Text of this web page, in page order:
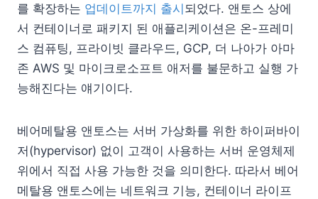
를 확장하는 업데이트까지 출시되었다. 앤토스 상에
서 컨테이너로 패키지 된 애플리케이션은 온-프레미
스 컴퓨팅, 프라이빗 클라우드, GCP, 더 나아가 아마
존 AWS 및 마이크로소프트 애저를 불문하고 실행 가
능해진다는 얘기이다.
베어메탈용 앤토스는 서버 가상화를 위한 하이퍼바이
저(hypervisor) 없이 고객이 사용하는 서버 운영체제
위에서 직접 사용 가능한 것을 의미한다. 따라서 베어
메탈용 앤토스에는 네트워크 기능, 컨테이너 라이프